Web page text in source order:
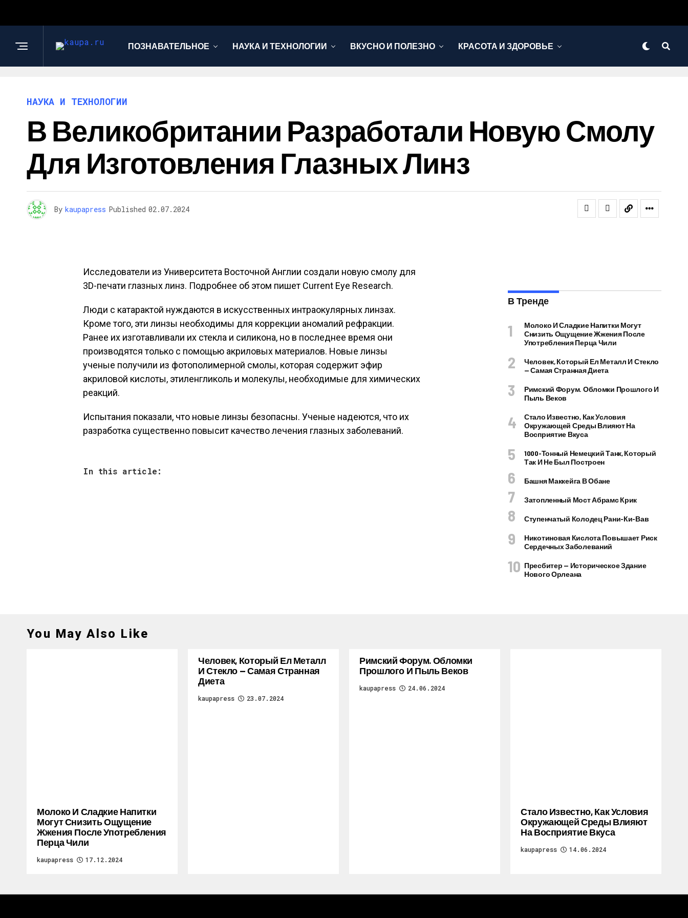
ПОЗНАВАТЕЛЬНОЕ НАУКА И ТЕХНОЛОГИИ ВКУСНО И ПОЛЕЗНО КРАСОТА И ЗДОРОВЬЕ
НАУКА И ТЕХНОЛОГИИ
В Великобритании Разработали Новую Смолу
Для Изготовления Глазных Линз
By kaupapress Published 02.07.2024
Исследователи из Университета Восточной Англии создали новую смолу для
3D-печати глазных линз. Подробнее об этом пишет Current Eye Research.
Люди с катарактой нуждаются в искусственных интраокулярных линзах.
Кроме того, эти линзы необходимы для коррекции аномалий рефракции.
Ранее их изготавливали их стекла и силикона, но в последнее время они
производятся только с помощью акриловых материалов. Новые линзы
ученые получили из фотополимерной смолы, которая содержит эфир
акриловой кислоты, этиленгликоль и молекулы, необходимые для химических
реакций.
Испытания показали, что новые линзы безопасны. Ученые надеются, что их
разработка существенно повысит качество лечения глазных заболеваний.
In this article:
В Тренде
Молоко И Сладкие Напитки Могут
Снизить Ощущение Жжения После
Употребления Перца Чили
Человек, Который Ел Металл И Стекло
— Самая Странная Диета
Римский Форум. Обломки Прошлого И
Пыль Веков
Стало Известно, Как Условия
Окружающей Среды Влияют На
Восприятие Вкуса
1000-Тонный Немецкий Танк, Который
Так И Не Был Построен
Башня Маккейга В Обане
Затопленный Мост Абрамс Крик
Ступенчатый Колодец Рани-Ки-Вав
Никотиновая Кислота Повышает Риск
Сердечных Заболеваний
Пресбитер — Историческое Здание
Нового Орлеана
You May Also Like
Молоко И Сладкие Напитки
Могут Снизить Ощущение
Жжения После Употребления
Перца Чили
kaupapress 17.12.2024
Человек, Который Ел Металл
И Стекло — Самая Странная
Диета
kaupapress 23.07.2024
Римский Форум. Обломки
Прошлого И Пыль Веков
kaupapress 24.06.2024
Стало Известно, Как Условия
Окружающей Среды Влияют
На Восприятие Вкуса
kaupapress 14.06.2024